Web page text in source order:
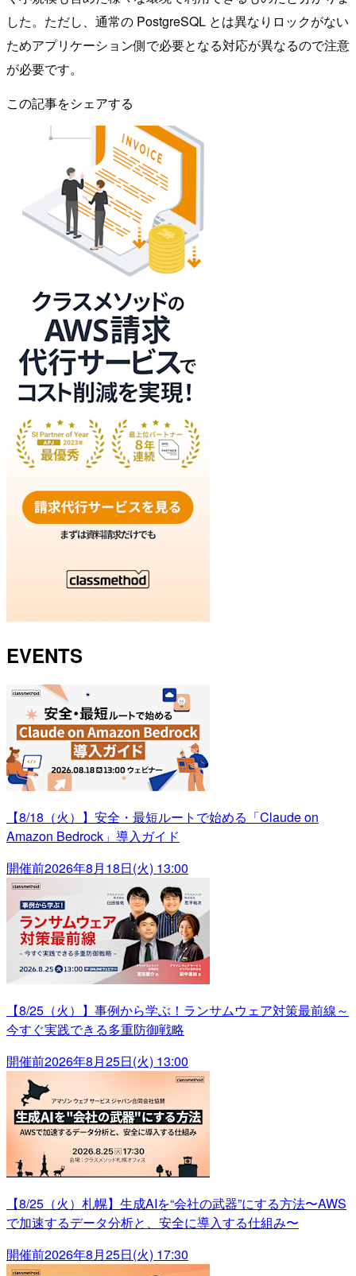
した。ただし、通常の PostgreSQL とは異なりロックがない
ためアプリケーション側で必要となる対応が異なるので注意
が必要です。
この記事をシェアする
EVENTS
【8/18（火）】安全・最短ルートで始める「Claude on
Amazon Bedrock」導入ガイド
開催前2026年8月18日(火) 13:00
【8/25（火）】事例から学ぶ！ランサムウェア対策最前線～
今すぐ実践できる多重防御戦略
開催前2026年8月25日(火) 13:00
【8/25（火）札幌】生成AIを“会社の武器”にする方法〜AWS
で加速するデータ分析と、安全に導入する仕組み〜
開催前2026年8月25日(火) 17:30